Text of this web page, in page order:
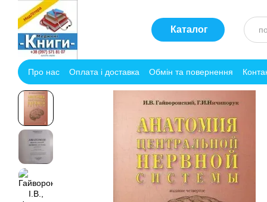
Перейти до основного контенту
Каталог
Про нас Оплата і доставка Обмін та повернення